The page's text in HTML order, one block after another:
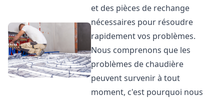
et des pièces de rechange
nécessaires pour résoudre
rapidement vos problèmes.
Nous comprenons que les
problèmes de chaudière
peuvent survenir à tout
moment, c'est pourquoi nous